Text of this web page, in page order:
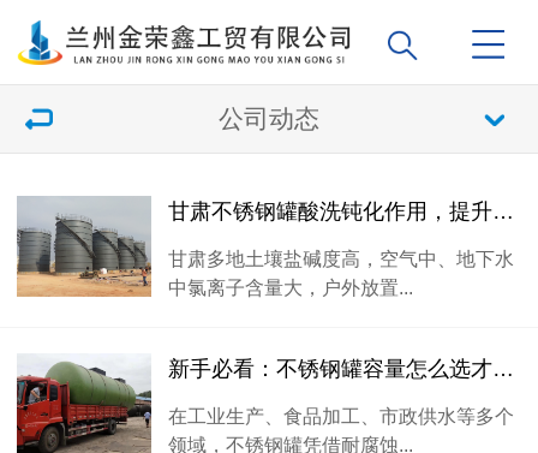
公司动态
甘肃不锈钢罐酸洗钝化作用，提升盐碱环境抗腐蚀性能！
甘肃多地土壤盐碱度高，空气中、地下水
中氯离子含量大，户外放置...
新手必看：不锈钢罐容量怎么选才合适？
在工业生产、食品加工、市政供水等多个
领域，不锈钢罐凭借耐腐蚀...